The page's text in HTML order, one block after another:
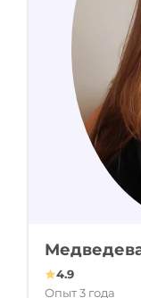
4.9
Опыт 3 года